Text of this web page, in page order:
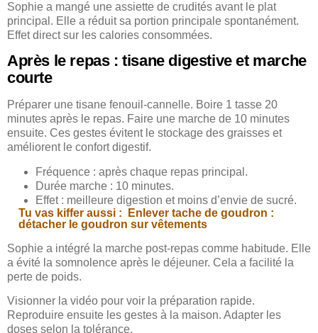
Sophie a mangé une assiette de crudités avant le plat
principal. Elle a réduit sa portion principale spontanément.
Effet direct sur les calories consommées.
Après le repas : tisane digestive et marche
courte
Préparer une tisane fenouil-cannelle. Boire 1 tasse 20
minutes après le repas. Faire une marche de 10 minutes
ensuite. Ces gestes évitent le stockage des graisses et
améliorent le confort digestif.
Fréquence : après chaque repas principal.
Durée marche : 10 minutes.
Effet : meilleure digestion et moins d’envie de sucré.
Tu vas kiffer aussi :
Enlever tache de goudron :
détacher le goudron sur vêtements
Sophie a intégré la marche post-repas comme habitude. Elle
a évité la somnolence après le déjeuner. Cela a facilité la
perte de poids.
Visionner la vidéo pour voir la préparation rapide.
Reproduire ensuite les gestes à la maison. Adapter les
doses selon la tolérance.